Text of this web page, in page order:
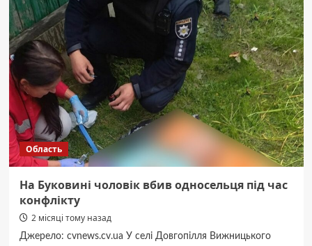
скасував
рішення
про
передачу
собору
Святого
Духа
ПЦУ
Область
На Буковині чоловік вбив односельця під час
конфлікту
2 місяці тому назад
Джерело: cvnews.cv.ua У селі Довгопілля Вижницького